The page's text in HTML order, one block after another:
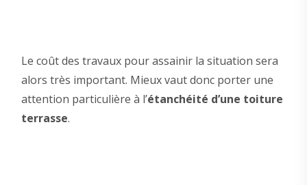
Le coût des travaux pour assainir la situation sera
alors très important. Mieux vaut donc porter une
attention particulière à l’étanchéité d’une toiture
terrasse.